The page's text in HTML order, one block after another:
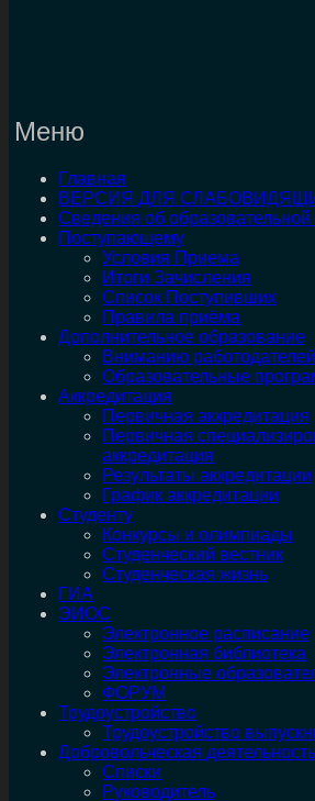
Меню
Главная
ВЕРСИЯ ДЛЯ
Сведения об образовательной
Поступающему
Условия Приема
Итоги Зачисления
Список Поступивших
Правила приёма
Дополнительное образование
Вниманию
Образовательные
Аккредитация
Первичная аккредитация
Первичная
аккредитация
Результаты аккредитации
График аккредитации
Студенту
Конкурсы и олимпиады
Студенческий вестник
Студенческая жизнь
ГИА
ЭИОС
Электронное расписание
Электронная библиотека
Электронные
ФОРУМ
Трудоустройство
Трудоустройство
Добровольческая деятельность
Списки
Руководитель